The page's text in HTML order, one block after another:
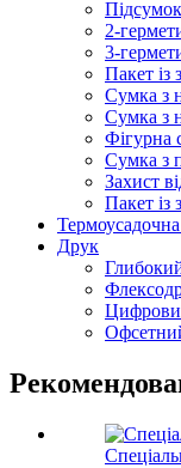
2-
3-
Пакет із
Сумка з
Сумка з
Фігурна
Сумка з
Захист
Пакет із
Друк